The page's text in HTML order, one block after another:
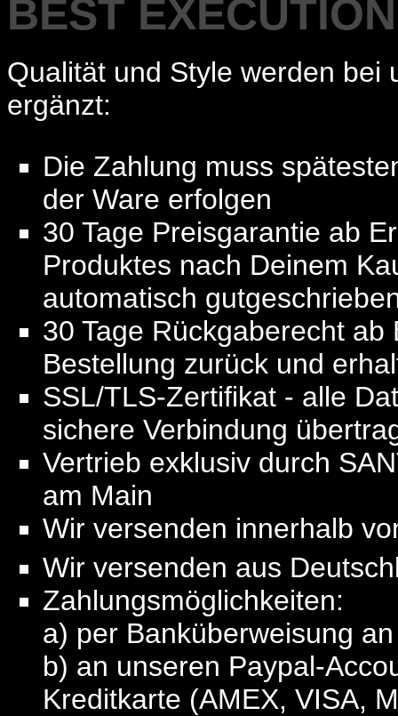
BEST EXECUTION
Qualität und Style werden
ergänzt:
Die Zahlung muss
der Ware erfolgen
30 Tage Preisgarantie ab
Produktes nach Deinem
automatisch
30 Tage Rückgaberecht
Bestellung zurück und
SSL/TLS-Zertifikat - alle
sichere Verbindung
Vertrieb exklusiv durch
am Main
Wir versenden innerhalb
Wir versenden aus
Zahlungsmöglichkeiten:
a) per Banküberweisung
b) an unseren Paypal-
Kreditkarte (AMEX, VISA,